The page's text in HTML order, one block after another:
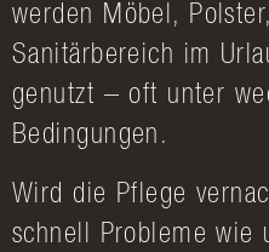
werden Möbel,
Sanitärbereich im
genutzt – oft unter
Bedingungen.
Wird die Pflege
schnell Probleme wie